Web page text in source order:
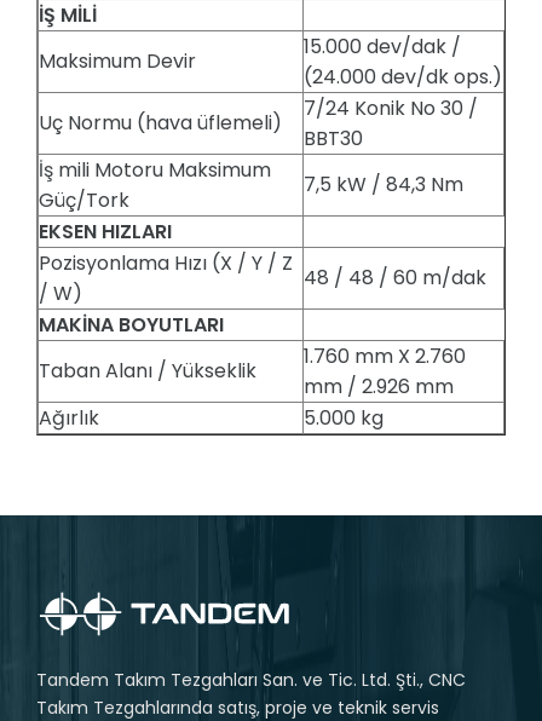
İŞ MİLİ
Maksimum Devir
15.000 dev/dak /
(24.000 dev/dk ops.)
Uç Normu (hava üflemeli)
7/24 Konik No 30 /
BBT30
İş mili Motoru Maksimum
Güç/Tork
7,5 kW / 84,3 Nm
EKSEN HIZLARI
Pozisyonlama Hızı (X / Y / Z
/ W)
48 / 48 / 60 m/dak
MAKİNA BOYUTLARI
Taban Alanı / Yükseklik
1.760 mm X 2.760
mm / 2.926 mm
Ağırlık
5.000 kg
Tandem Takım Tezgahları San. ve Tic. Ltd. Şti., CNC
Takım Tezgahlarında satış, proje ve teknik servis